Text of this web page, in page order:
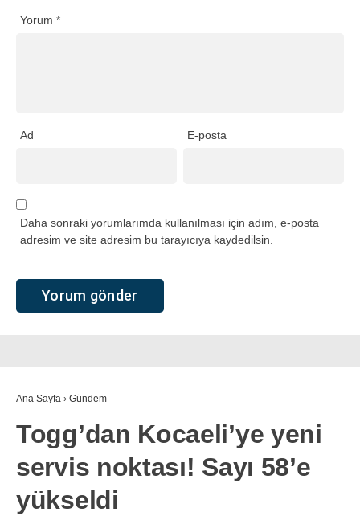
Yorum *
Ad E-posta
Daha sonraki yorumlarımda kullanılması için adım, e-posta
adresim ve site adresim bu tarayıcıya kaydedilsin.
Ana Sayfa › Gündem
Togg’dan Kocaeli’ye yeni
servis noktası! Sayı 58’e
yükseldi